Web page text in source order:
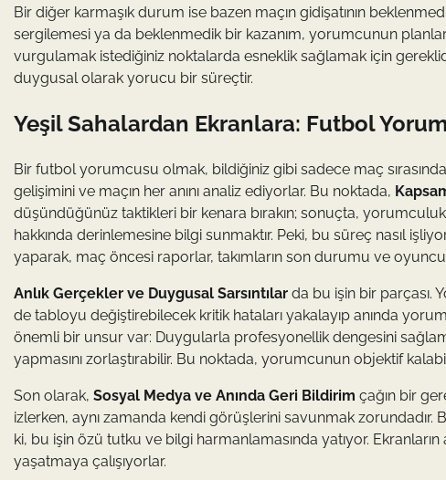
Bir diğer karmaşık durum ise bazen maçın gidişatının
sergilemesi ya da beklenmedik bir kazanım, yorumcunun
vurgulamak istediğiniz noktalarda esneklik sağlamak için
duygusal olarak yorucu bir süreçtir.
Yeşil Sahalardan Ekranlara: Futbol
Bir futbol yorumcusu olmak, bildiğiniz gibi sadece maç
gelişimini ve maçın her anını analiz ediyorlar. Bu noktada,
düşündüğünüz taktikleri bir kenara bırakın; sonuçta,
hakkında derinlemesine bilgi sunmaktır. Peki, bu süreç nasıl
yaparak, maç öncesi raporlar, takımların son durumu ve
Anlık Gerçekler ve Duygusal Sarsıntılar da bu işin bir parçası.
de tabloyu değiştirebilecek kritik hataları yakalayıp anında
önemli bir unsur var: Duygularla profesyonellik dengesini
yapmasını zorlaştırabilir. Bu noktada, yorumcunun objektif
Son olarak, Sosyal Medya ve Anında Geri Bildirim çağın bir
izlerken, aynı zamanda kendi görüşlerini savunmak
ki, bu işin özü tutku ve bilgi harmanlamasında yatıyor.
yaşatmaya çalışıyorlar.